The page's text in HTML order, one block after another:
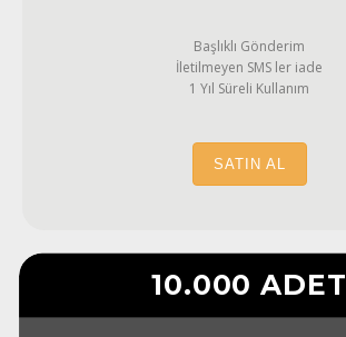
Başlıklı Gönderim
İletilmeyen SMS ler iade
1 Yıl Süreli Kullanım
SATIN AL
10.000 ADET